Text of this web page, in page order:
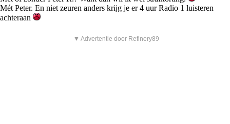
Mét Peter. En niet zeuren anders krijg je er 4 uur Radio 1 luisteren
achteraan
▼ Advertentie door Refinery89